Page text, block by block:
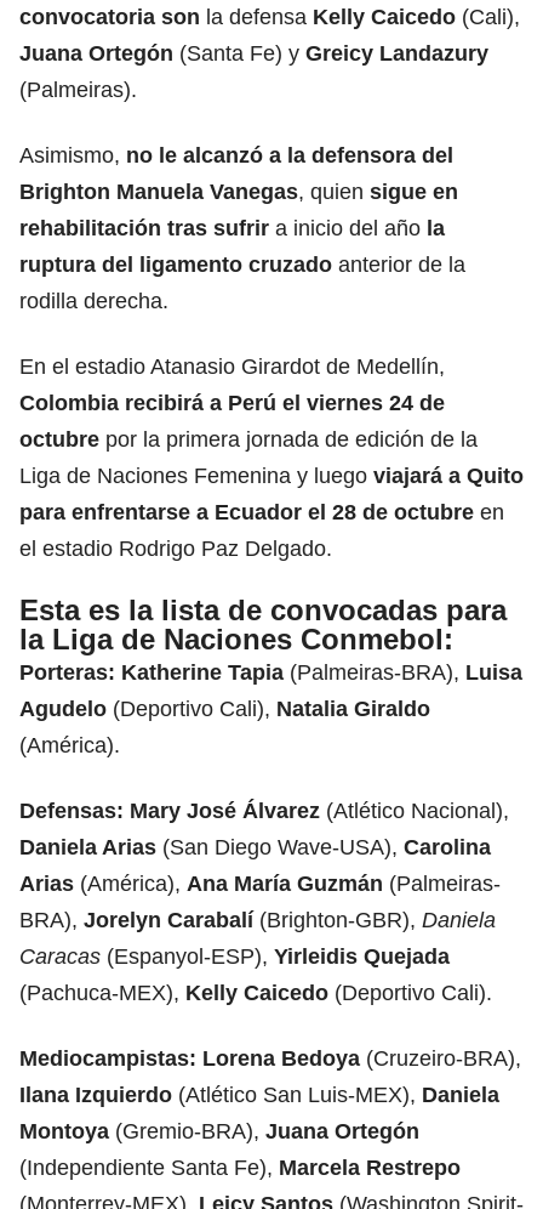
convocatoria son la defensa Kelly Caicedo (Cali),
Juana Ortegón (Santa Fe) y Greicy Landazury
(Palmeiras).
Asimismo, no le alcanzó a la defensora del
Brighton Manuela Vanegas, quien sigue en
rehabilitación tras sufrir a inicio del año la
ruptura del ligamento cruzado anterior de la
rodilla derecha.
En el estadio Atanasio Girardot de Medellín,
Colombia recibirá a Perú el viernes 24 de
octubre por la primera jornada de edición de la
Liga de Naciones Femenina y luego viajará a Quito
para enfrentarse a Ecuador el 28 de octubre en
el estadio Rodrigo Paz Delgado.
Esta es la lista de convocadas para
la Liga de Naciones Conmebol:
Porteras: Katherine Tapia (Palmeiras-BRA), Luisa
Agudelo (Deportivo Cali), Natalia Giraldo
(América).
Defensas: Mary José Álvarez (Atlético Nacional),
Daniela Arias (San Diego Wave-USA), Carolina
Arias (América), Ana María Guzmán (Palmeiras-
BRA), Jorelyn Carabalí (Brighton-GBR), Daniela
Caracas (Espanyol-ESP), Yirleidis Quejada
(Pachuca-MEX), Kelly Caicedo (Deportivo Cali).
Mediocampistas: Lorena Bedoya (Cruzeiro-BRA),
Ilana Izquierdo (Atlético San Luis-MEX), Daniela
Montoya (Gremio-BRA), Juana Ortegón
(Independiente Santa Fe), Marcela Restrepo
(Monterrey-MEX), Leicy Santos (Washington Spirit-